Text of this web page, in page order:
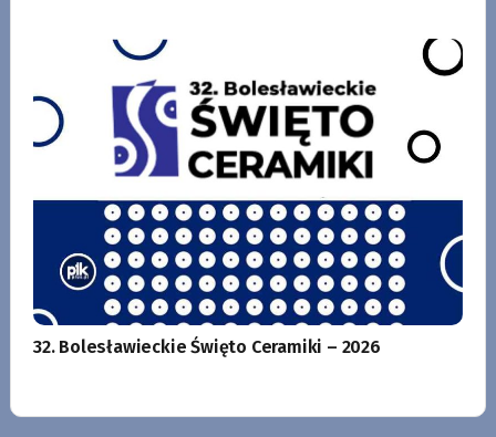
32. Bolesławieckie Święto Ceramiki – 2026